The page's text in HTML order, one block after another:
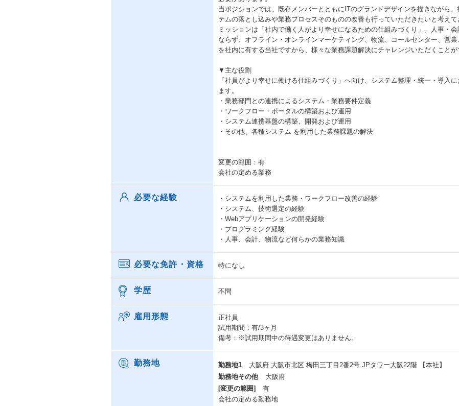
当ポジションでは、既存メンバーとともにITのグランドデザインを描きながら
テムの落とし込みや業務プロセスそのものの改善も行っていただきたいと考えて
ミッションは「社内で働く人がより幸せになるための仕組みづくり」。人事・
ならず、オフライン・オンラインマーケティング、物流、コールセンター、営
を社内に有する当社ですから、様々な業務課題解決にチャレンジいただくことが
▼主な役割
「社員がより幸せに働ける仕組みづくり」へ向け、システム整理・統一・導入
ます。
・業務部門との連携によるシステム・業務要件定義
・ワークフロー・ポータルの構築および運用
・システム連携基盤の構築、開発および運用
・その他、各種システム を利用した業務課題の解決
変更の範囲：有
会社の定める業務
必要な経験
・システムを利用した業務・ワークフロー改善の経験
・システム、技術選定の経験
・Webアプリケーションの開発経験
・プログラミング経験
・人事、会計、物流など何らかの業務知識
必要な免許・資格 特になし
学歴 不問
雇用形態
正社員
試用期間：有/3ヶ月
備考：※試用期間中の待遇変更はありません。
勤務地 勤務地1
大阪府 大阪市北区 梅田三丁目2番2号 JPタワー大阪22階 【本社】
勤務地その他
大阪府
[変更の範囲]
有
会社の定める勤務地